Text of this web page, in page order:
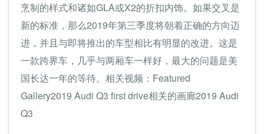
烹制的样式和诸如GLA或X2的折扣内饰。如果交叉是
新的标准，那么2019年第三季度将朝着正确的方向迈
进，并且与即将推出的车型相比有明显的改进。这是
一款跨界车，几乎与两厢车一样好，最大的问题是美
国长达一年的等待。相关视频：Featured
Gallery2019 Audi Q3 first drive相关的画廊2019 Audi
Q3